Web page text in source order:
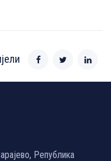
Република